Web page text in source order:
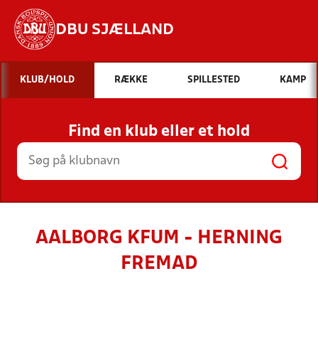
DBU SJÆLLAND
Hvad vil du søge efter?
INDHOLD OG NYHEDER
STILLINGER, RESULTATER, KLUBBER OG
HOLD
KLUB/HOLD RÆKKE SPILLESTED KAMP
Find en klub eller et hold
AALBORG KFUM - HERNING
FREMAD